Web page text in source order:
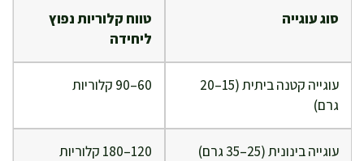
סוג עוגייה
טווח קלוריות נפוץ
ליחידה
עוגייה קטנה ביתית (15–20
גרם)
60–90 קלוריות
עוגייה בינונית (25–35 גרם) 120–180 קלוריות